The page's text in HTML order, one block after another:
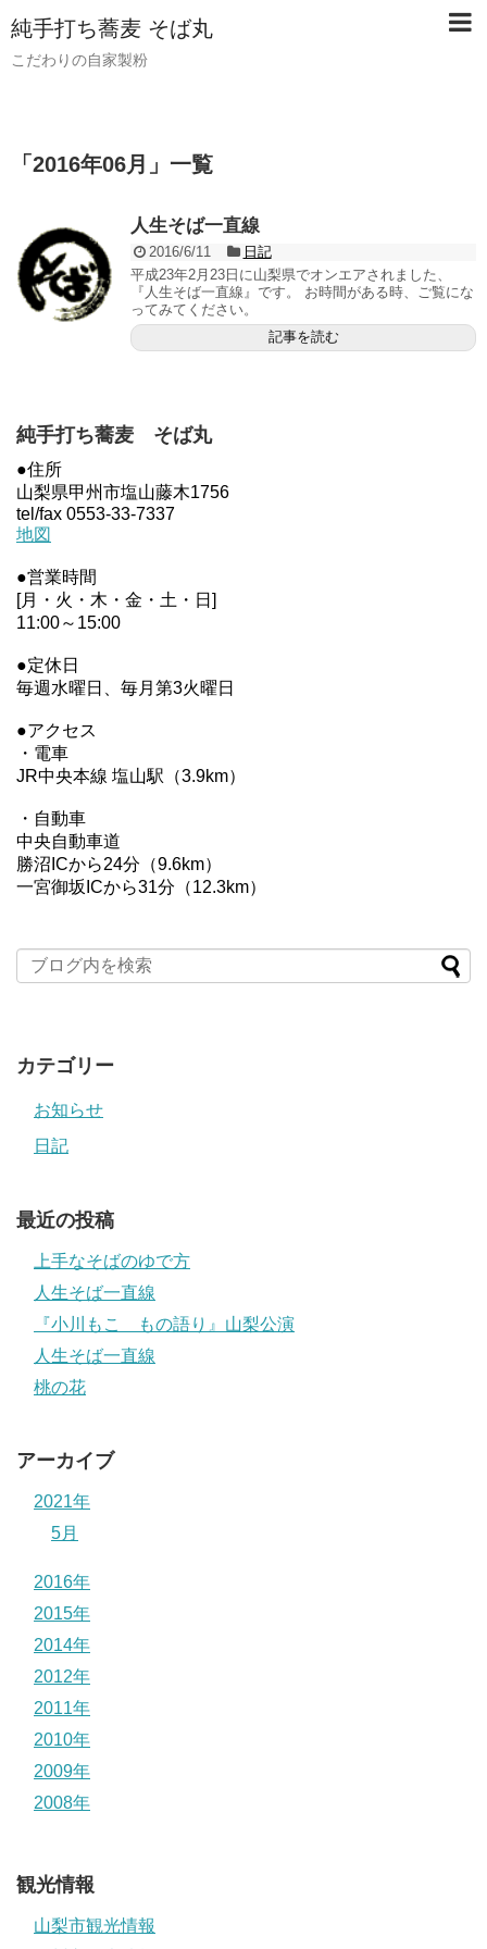
純手打ち蕎麦 そば丸
こだわりの自家製粉
「 2016年06月 」 一覧
人生そば一直線
2016/6/11
日記
平成23年2月23日に山梨県でオンエアされました、
『人生そば一直線』です。 お時間がある時、ご覧にな
ってみてください。
記事を読む
純手打ち蕎麦 そば丸
●住所
山梨県甲州市塩山藤木1756
tel/fax 0553-33-7337
地図
●営業時間
[月・火・木・金・土・日]
11:00～15:00
●定休日
毎週水曜日、毎月第3火曜日
●アクセス
・電車
JR中央本線 塩山駅（3.9km）
・自動車
中央自動車道
勝沼ICから24分（9.6km）
一宮御坂ICから31分（12.3km）
カテゴリー
お知らせ
日記
最近の投稿
上手なそばのゆで方
人生そば一直線
『小川もこ もの語り』山梨公演
人生そば一直線
桃の花
アーカイブ
2021年
5月
2016年
2015年
2014年
2012年
2011年
2010年
2009年
2008年
観光情報
山梨市観光情報